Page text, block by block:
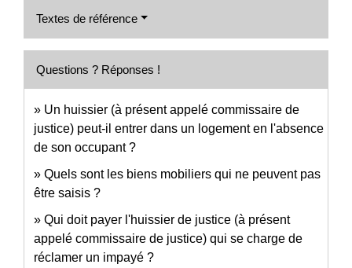
Textes de référence
Questions ? Réponses !
Un huissier (à présent appelé commissaire de
justice) peut-il entrer dans un logement en l'absence
de son occupant ?
Quels sont les biens mobiliers qui ne peuvent pas
être saisis ?
Qui doit payer l'huissier de justice (à présent
appelé commissaire de justice) qui se charge de
réclamer un impayé ?